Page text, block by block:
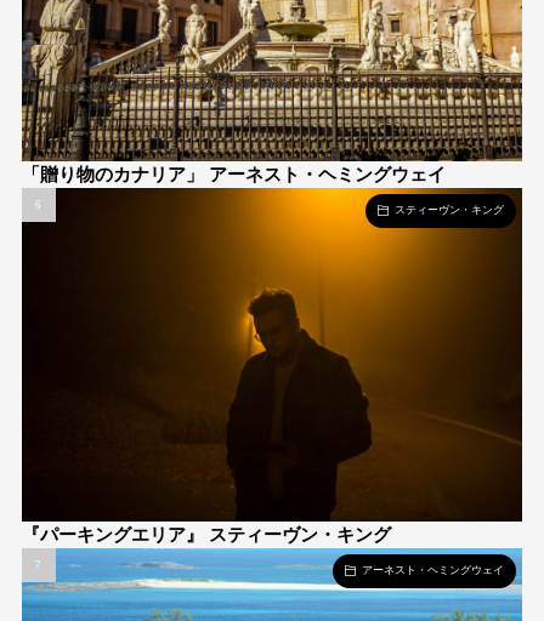
「贈り物のカナリア」 アーネスト・ヘミングウェイ
スティーヴン・キング
『パーキングエリア』 スティーヴン・キング
アーネスト・ヘミングウェイ